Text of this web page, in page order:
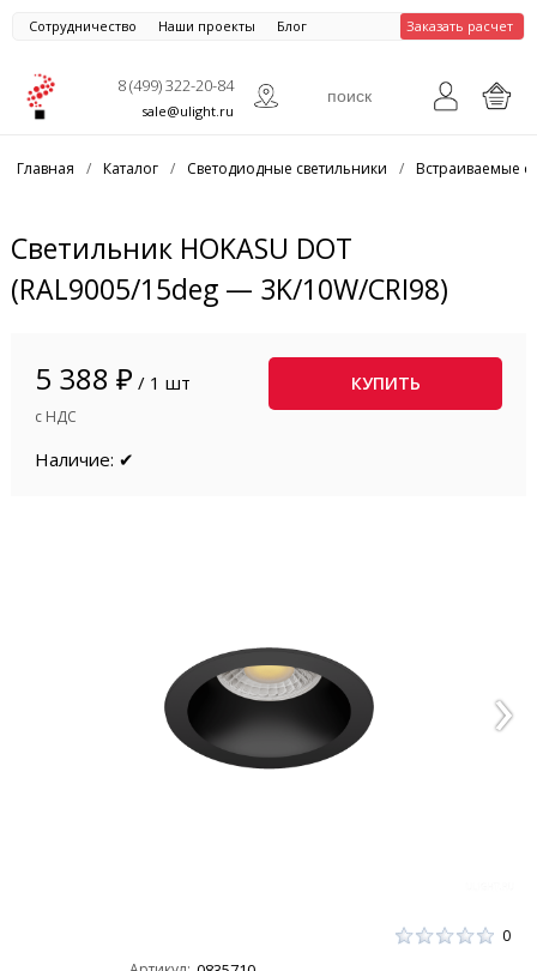
Сотрудничество Наши проекты Блог Заказать расчет
8 (499) 322-20-84
sale@ulight.ru
Главная / Каталог / Светодиодные светильники / Встраиваемые
Светильник HOKASU DOT
(RAL9005/15deg — 3K/10W/CRI98)
5 388 ₽ / 1 шт
с НДС
КУПИТЬ
Наличие: ✔
0